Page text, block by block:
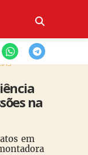
na
em